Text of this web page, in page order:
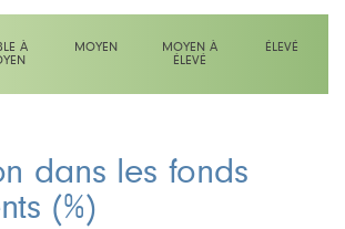
À
MOYEN
MOYEN À
ÉLEVÉ
ÉLEVÉ
dans les fonds
(%)